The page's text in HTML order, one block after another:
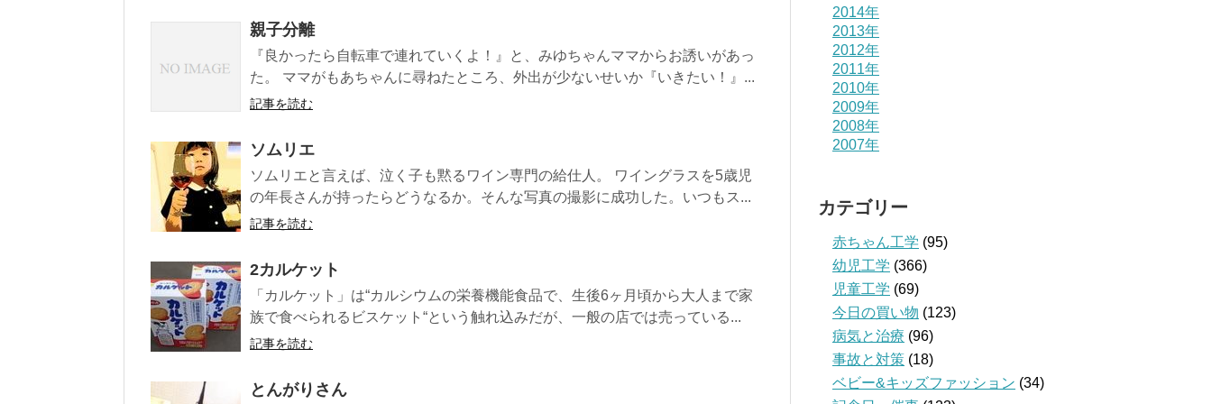
親子分離
『良かったら自転車で連れていくよ！』と、みゆちゃんママからお誘いがあっ
た。 ママがもあちゃんに尋ねたところ、外出が少ないせいか『いきたい！』...
記事を読む
ソムリエ
ソムリエと言えば、泣く子も黙るワイン専門の給仕人。 ワイングラスを5歳児
の年長さんが持ったらどうなるか。そんな写真の撮影に成功した。いつもス...
記事を読む
2カルケット
「カルケット」は“カルシウムの栄養機能食品で、生後6ヶ月頃から大人まで家
族で食べられるビスケット“という触れ込みだが、一般の店では売っている...
記事を読む
とんがりさん
2014年
2013年
2012年
2011年
2010年
2009年
2008年
2007年
カテゴリー
赤ちゃん工学 (95)
幼児工学 (366)
児童工学 (69)
今日の買い物 (123)
病気と治療 (96)
事故と対策 (18)
ベビー&キッズファッション (34)